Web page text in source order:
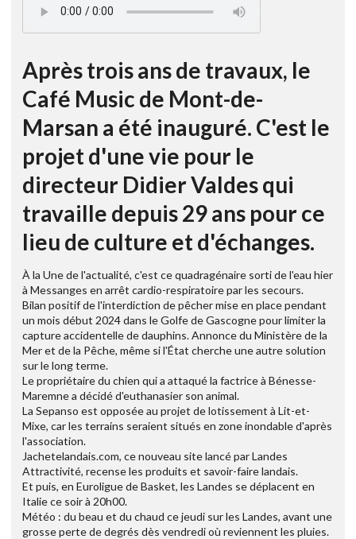
Après trois ans de travaux, le
Café Music de Mont-de-
Marsan a été inauguré. C'est le
projet d'une vie pour le
directeur Didier Valdes qui
travaille depuis 29 ans pour ce
lieu de culture et d'échanges.
À la Une de l'actualité, c'est ce quadragénaire sorti de l'eau hier
à Messanges en arrêt cardio-respiratoire par les secours.
Bilan positif de l'interdiction de pêcher mise en place pendant
un mois début 2024 dans le Golfe de Gascogne pour limiter la
capture accidentelle de dauphins. Annonce du Ministère de la
Mer et de la Pêche, même si l'État cherche une autre solution
sur le long terme.
Le propriétaire du chien qui a attaqué la factrice à Bénesse-
Maremne a décidé d'euthanasier son animal.
La Sepanso est opposée au projet de lotissement à Lit-et-
Mixe, car les terrains seraient situés en zone inondable d'après
l'association.
Jachetelandais.com, ce nouveau site lancé par Landes
Attractivité, recense les produits et savoir-faire landais.
Et puis, en Euroligue de Basket, les Landes se déplacent en
Italie ce soir à 20h00.
Météo : du beau et du chaud ce jeudi sur les Landes, avant une
grosse perte de degrés dès vendredi où reviennent les pluies.